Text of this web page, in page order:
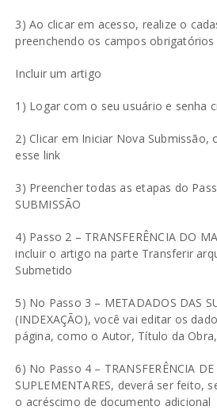
3) Ao clicar em acesso, realize o
preenchendo os campos
Incluir um artigo
1) Logar com o seu usuário e senha
2) Clicar em Iniciar Nova Submissão,
esse link
3) Preencher todas as etapas do
SUBMISSÃO
4) Passo 2 – TRANSFERÊNCIA DO
incluir o artigo na parte Transferir
Submetido
5) No Passo 3 – METADADOS DAS
(INDEXAÇÃO), você vai editar os
página, como o Autor, Título da
6) No Passo 4 – TRANSFERÊNCIA
SUPLEMENTARES, deverá ser feito,
o acréscimo de documento adicional